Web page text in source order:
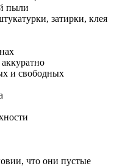
пыли
затирки, клея
и свободных
что они пустые